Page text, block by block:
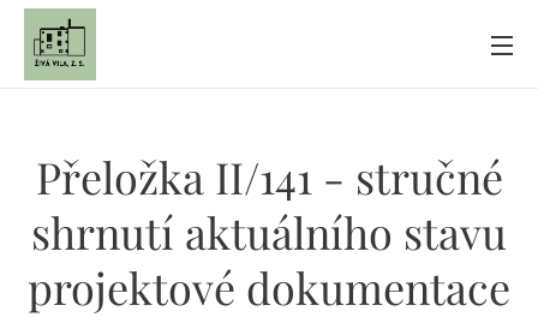
Přeložka II/141 - stručné
shrnutí aktuálního stavu
projektové dokumentace